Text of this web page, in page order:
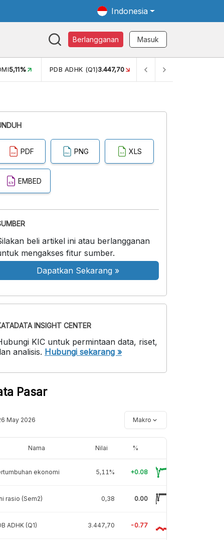
Indonesia
Berlangganan Masuk
5,11% PDB ADHK (Q1)3.447,70 GINI RASIO (SEM2)
PDF PNG XLS
EMBED
beli artikel ini atau berlangganan
mengakses fitur sumber.
Dapatkan Sekarang »
INSIGHT CENTER
KIC untuk permintaan data, riset,
analisis. Hubungi sekarang »
Pasar
May 2026 Makro
Nama Nilai %
ekonomi 5,11% +0.08
rasio (Sem2) 0,38 0.00
ADHK (Q1) 3.447,70 -0.77